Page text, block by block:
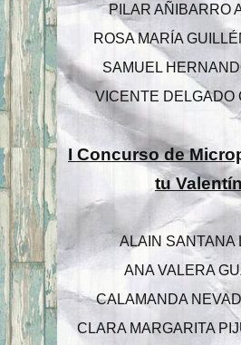
PILAR AÑIBARRO
ROSA MARÍA
SAMUEL
VICENTE DELGADO
I Concurso de
tu
ALAIN SANTANA
ANA VALERA
CALAMANDA
CLARA MARGARITA